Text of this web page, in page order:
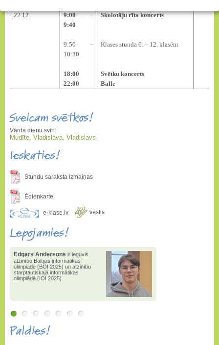
22.12.
9:00 –
9:40
9:50 –
10:30
18:00
22:00
Skolotāju rīta koncerts
Klases stunda 6. – 12. klasēm
Svētku koncerts
Balle
Sveicam svētkos!
Vārda dienu svin:
Mudīte, Vladislava, Vladislavs
Ieskaties!
Stundu saraksta izmaiņas
Ēdienkarte
e-klase.lv vēstis
Lepojamies!
Edgars Andersons ir ieguvis
atzinību Baltijas informātikas
olimpiādē (BOI 2025) un atzinību
starptautiskajā informātikas
olimpiādē (IOI 2025)
Paldies!